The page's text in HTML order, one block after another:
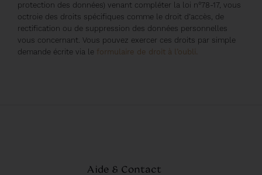
protection des données) venant compléter la loi n°78-17, vous
octroie des droits spécifiques comme le droit d’accès, de
rectification ou de suppression des données personnelles
vous concernant. Vous pouvez exercer ces droits par simple
demande écrite via le formulaire de droit à l’oubli.
Aide & Contact